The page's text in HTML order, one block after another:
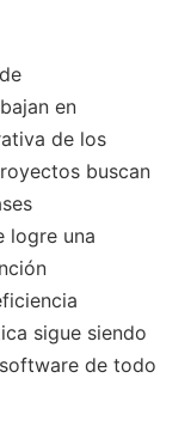
en
de los
buscan
logre una
sigue siendo
de todo